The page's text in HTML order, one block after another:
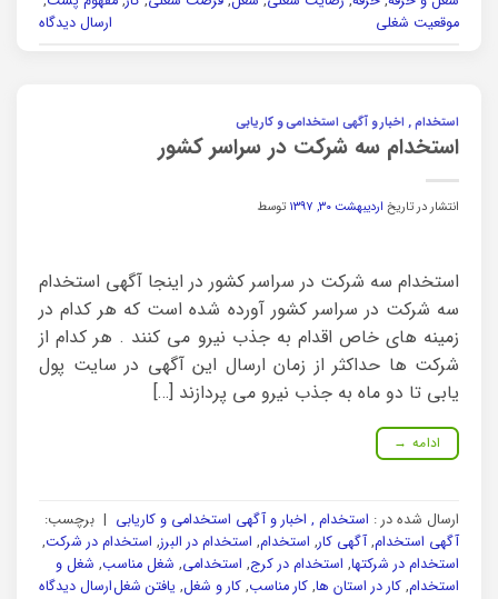
موقعیت شغلی
ارسال دیدگاه
استخدام , اخبار و آگهی استخدامی و کاریابی
استخدام سه شرکت در سراسر کشور
انتشار در تاریخ اردیبهشت ۳۰, ۱۳۹۷ توسط
استخدام سه شرکت در سراسر کشور در اینجا آگهی استخدام
سه شرکت در سراسر کشور آورده شده است که هر کدام در
زمینه های خاص اقدام به جذب نیرو می کنند . هر کدام از
شرکت ها حداکثر از زمان ارسال این آگهی در سایت پول
یابی تا دو ماه به جذب نیرو می پردازند […]
ادامه →
ارسال شده در : استخدام , اخبار و آگهی استخدامی و کاریابی | برچسب:
آگهی استخدام,آگهی کار, استخدام, استخدام در البرز, استخدام در شرکت,
استخدام در شرکتها, استخدام در کرج, استخدامی, شغل مناسب, شغل و
استخدام, کار در استان ها, کار مناسب, کار و شغل, یافتن شغلارسال دیدگاه